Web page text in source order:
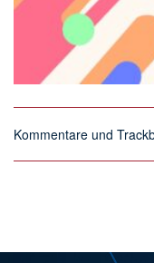
Kommentare und